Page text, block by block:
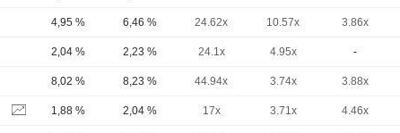
4,95 % 6,46 % 24.62x 10.57x 3.86x
2,04 % 2,23 % 24.1x 4.95x -
8,02 % 8,23 % 44.94x 3.74x 3.88x
1,88 % 2,04 % 17x 3.71x 4.46x